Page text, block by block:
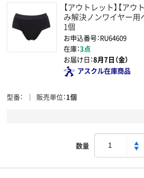
【アウトレット】【ア
み解決ノンワイヤー用
1個
お申込番号：RU64609
在庫：3点
お届け日：8月7日（金）
アスクル在庫商品
型番 販売単位 1個
数量